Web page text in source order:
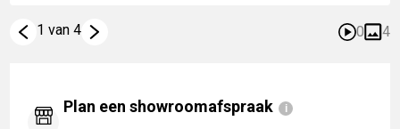
1 van 4 0 4
Plan een showroomafspraak